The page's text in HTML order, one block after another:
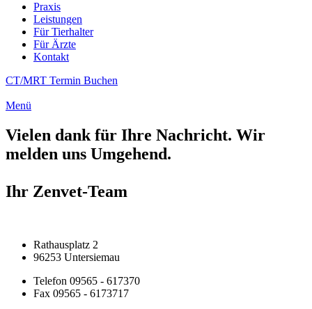
Praxis
Leistungen
Für Tierhalter
Für Ärzte
Kontakt
CT/MRT Termin Buchen
Menü
Vielen dank für Ihre Nachricht. Wir
melden uns Umgehend.
Ihr Zenvet-Team
Rathausplatz 2
96253 Untersiemau
Telefon 09565 - 617370
Fax 09565 - 6173717